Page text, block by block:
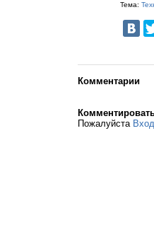
Тема:
Комментарии
Пожалуйста Вход